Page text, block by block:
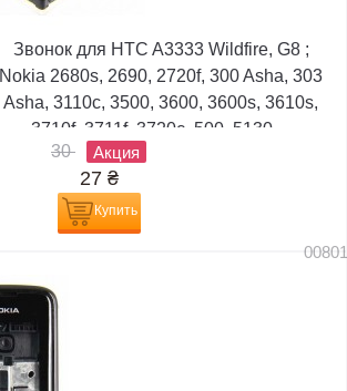
Звонок для HTC A3333 Wildfire, G8 ;
Nokia 2680s, 2690, 2720f, 300 Asha, 303
Asha, 3110c, 3500, 3600, 3600s, 3610s,
3710f, 3711f, 3720c, 500, 5130,...
30
Акция
27 ₴
Купить